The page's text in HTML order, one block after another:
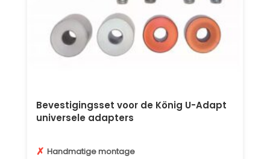
Bevestigingsset voor de König U-Adapt
universele adapters
✗ Handmatige montage